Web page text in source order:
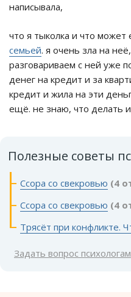
написывала,
что я тыколка и что может
семьей. я очень зла на
разговариваем с ней уже
денег на кредит и за
кредит и жила на эти
ещё. не знаю, что делать
Полезные советы
Ссора со свекровью (4
Ссора со свекровью (4
Трясёт при конфликте.
Задать вопрос психологам